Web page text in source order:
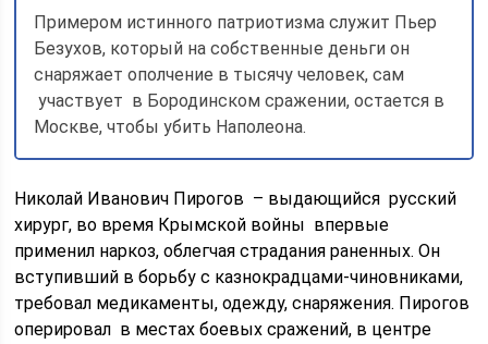
Примером истинного патриотизма служит Пьер
Безухов, который на собственные деньги он
снаряжает ополчение в тысячу человек, сам
участвует в Бородинском сражении, остается в
Москве, чтобы убить Наполеона.
Николай Иванович Пирогов – выдающийся русский
хирург, во время Крымской войны впервые
применил наркоз, облегчая страдания раненных. Он
вступивший в борьбу с казнокрадцами-чиновниками,
требовал медикаменты, одежду, снаряжения. Пирогов
оперировал в местах боевых сражений, в центре